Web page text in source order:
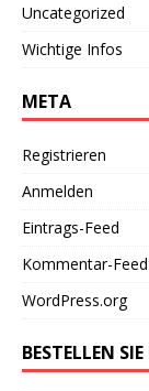
Uncategorized
Wichtige Infos
META
Registrieren
Anmelden
Eintrags-Feed
Kommentar-Feed
WordPress.org
BESTELLEN